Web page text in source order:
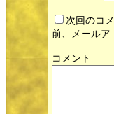
次回のコ
前、メールア
コメント